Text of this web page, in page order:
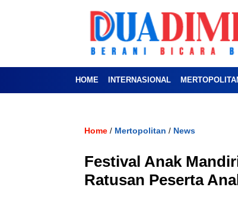
HOME INTERNASIONAL
Home / Mertopolitan / News
Festival Anak
Ratusan Peserta